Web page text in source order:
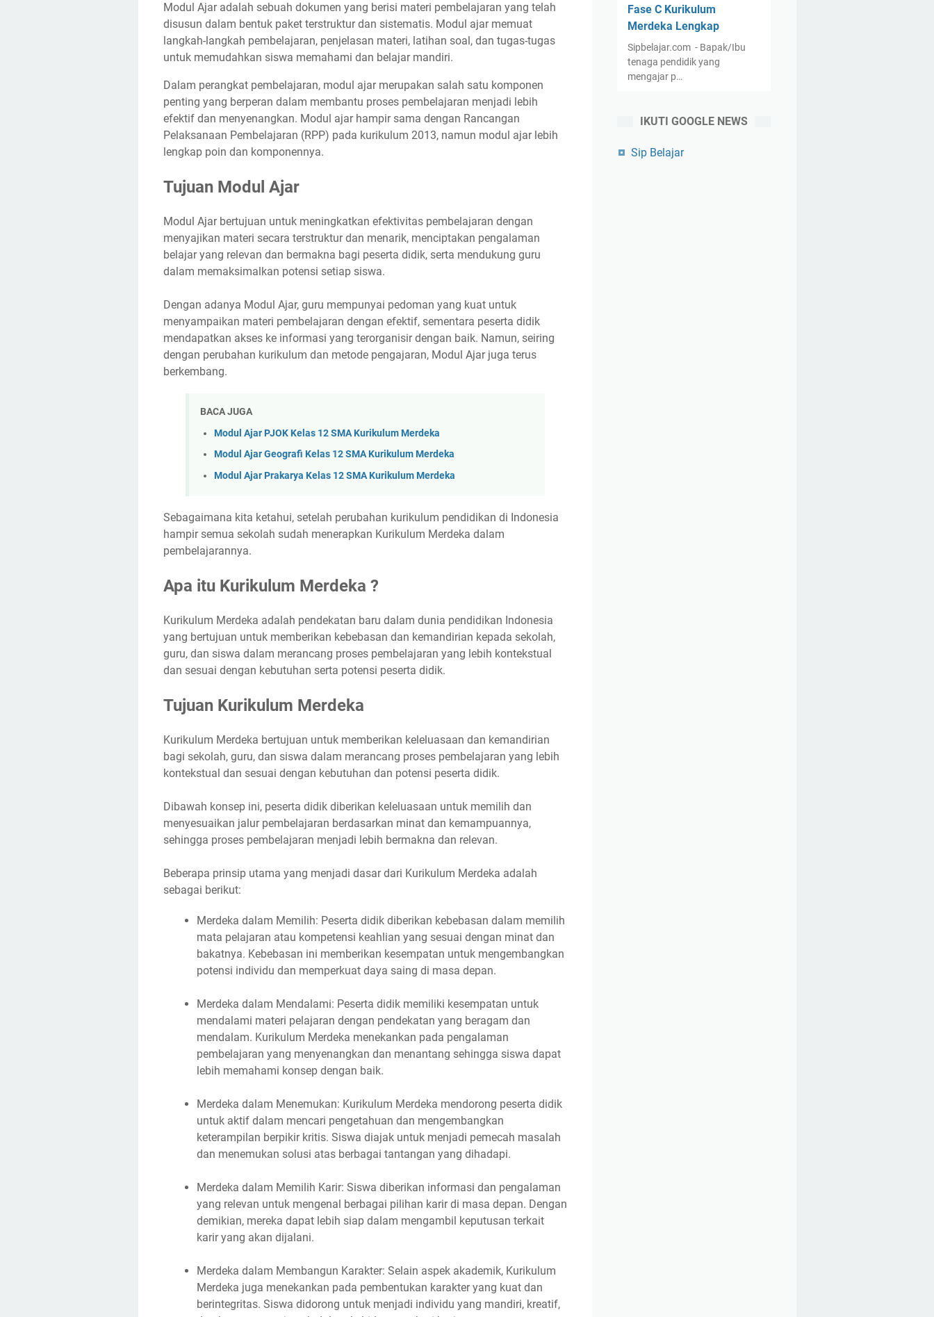
Modul Ajar adalah sebuah dokumen yang berisi materi pembelajaran yang telah
disusun dalam bentuk paket terstruktur dan sistematis. Modul ajar memuat
langkah-langkah pembelajaran, penjelasan materi, latihan soal, dan tugas-tugas
untuk memudahkan siswa memahami dan belajar mandiri.
Dalam perangkat pembelajaran, modul ajar merupakan salah satu komponen
penting yang berperan dalam membantu proses pembelajaran menjadi lebih
efektif dan menyenangkan. Modul ajar hampir sama dengan Rancangan
Pelaksanaan Pembelajaran (RPP) pada kurikulum 2013, namun modul ajar lebih
lengkap poin dan komponennya.
Tujuan Modul Ajar
Modul Ajar bertujuan untuk meningkatkan efektivitas pembelajaran dengan
menyajikan materi secara terstruktur dan menarik, menciptakan pengalaman
belajar yang relevan dan bermakna bagi peserta didik, serta mendukung guru
dalam memaksimalkan potensi setiap siswa.
Dengan adanya Modul Ajar, guru mempunyai pedoman yang kuat untuk
menyampaikan materi pembelajaran dengan efektif, sementara peserta didik
mendapatkan akses ke informasi yang terorganisir dengan baik. Namun, seiring
dengan perubahan kurikulum dan metode pengajaran, Modul Ajar juga terus
berkembang.
BACA JUGA
Modul Ajar PJOK Kelas 12 SMA Kurikulum Merdeka
Modul Ajar Geografi Kelas 12 SMA Kurikulum Merdeka
Modul Ajar Prakarya Kelas 12 SMA Kurikulum Merdeka
Sebagaimana kita ketahui, setelah perubahan kurikulum pendidikan di Indonesia
hampir semua sekolah sudah menerapkan Kurikulum Merdeka dalam
pembelajarannya.
Apa itu Kurikulum Merdeka ?
Kurikulum Merdeka adalah pendekatan baru dalam dunia pendidikan Indonesia
yang bertujuan untuk memberikan kebebasan dan kemandirian kepada sekolah,
guru, dan siswa dalam merancang proses pembelajaran yang lebih kontekstual
dan sesuai dengan kebutuhan serta potensi peserta didik.
Tujuan Kurikulum Merdeka
Kurikulum Merdeka bertujuan untuk memberikan keleluasaan dan kemandirian
bagi sekolah, guru, dan siswa dalam merancang proses pembelajaran yang lebih
kontekstual dan sesuai dengan kebutuhan dan potensi peserta didik.
Dibawah konsep ini, peserta didik diberikan keleluasaan untuk memilih dan
menyesuaikan jalur pembelajaran berdasarkan minat dan kemampuannya,
sehingga proses pembelajaran menjadi lebih bermakna dan relevan.
Beberapa prinsip utama yang menjadi dasar dari Kurikulum Merdeka adalah
sebagai berikut:
Merdeka dalam Memilih: Peserta didik diberikan kebebasan dalam memilih
mata pelajaran atau kompetensi keahlian yang sesuai dengan minat dan
bakatnya. Kebebasan ini memberikan kesempatan untuk mengembangkan
potensi individu dan memperkuat daya saing di masa depan.
Merdeka dalam Mendalami: Peserta didik memiliki kesempatan untuk
mendalami materi pelajaran dengan pendekatan yang beragam dan
mendalam. Kurikulum Merdeka menekankan pada pengalaman
pembelajaran yang menyenangkan dan menantang sehingga siswa dapat
lebih memahami konsep dengan baik.
Merdeka dalam Menemukan: Kurikulum Merdeka mendorong peserta didik
untuk aktif dalam mencari pengetahuan dan mengembangkan
keterampilan berpikir kritis. Siswa diajak untuk menjadi pemecah masalah
dan menemukan solusi atas berbagai tantangan yang dihadapi.
Merdeka dalam Memilih Karir: Siswa diberikan informasi dan pengalaman
yang relevan untuk mengenal berbagai pilihan karir di masa depan. Dengan
demikian, mereka dapat lebih siap dalam mengambil keputusan terkait
karir yang akan dijalani.
Merdeka dalam Membangun Karakter: Selain aspek akademik, Kurikulum
Merdeka juga menekankan pada pembentukan karakter yang kuat dan
berintegritas. Siswa didorong untuk menjadi individu yang mandiri, kreatif,
Fase C Kurikulum
Merdeka Lengkap
Sipbelajar.com - Bapak/Ibu
tenaga pendidik yang
mengajar p…
IKUTI GOOGLE NEWS
Sip Belajar